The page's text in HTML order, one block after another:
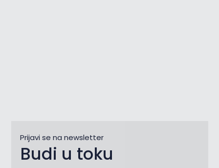
Prijavi se na newsletter
Budi u toku